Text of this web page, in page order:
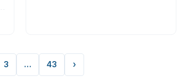
3 … 43 ›